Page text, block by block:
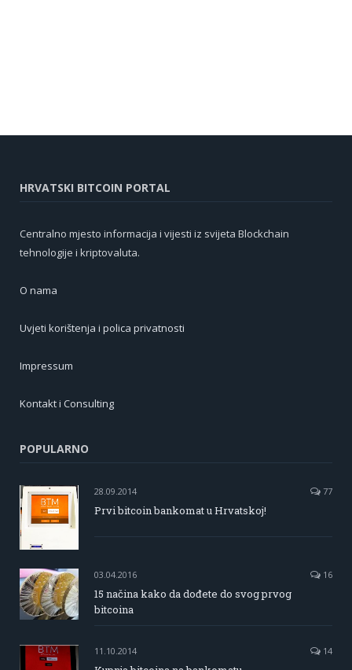
HRVATSKI BITCOIN PORTAL
Centralno mjesto informacija i vijesti iz svijeta Blockchain
tehnologije i kriptovaluta.
O nama
Uvjeti korištenja i polica privatnosti
Impressum
Kontakt i Consulting
POPULARNO
28.09.2014 77
Prvi bitcoin bankomat u Hrvatskoj!
03.04.2016 16
15 načina kako da dođete do svog prvog
bitcoina
11.10.2014 14